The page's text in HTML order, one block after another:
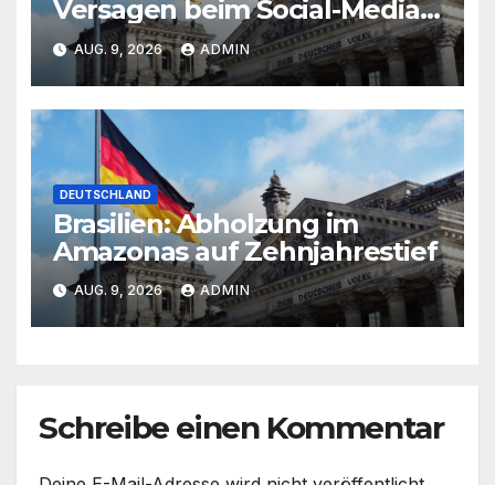
Versagen beim Social-Media-
Schutz vor
AUG. 9, 2026 ADMIN
DEUTSCHLAND
Brasilien: Abholzung im
Amazonas auf Zehnjahrestief
AUG. 9, 2026 ADMIN
Schreibe einen Kommentar